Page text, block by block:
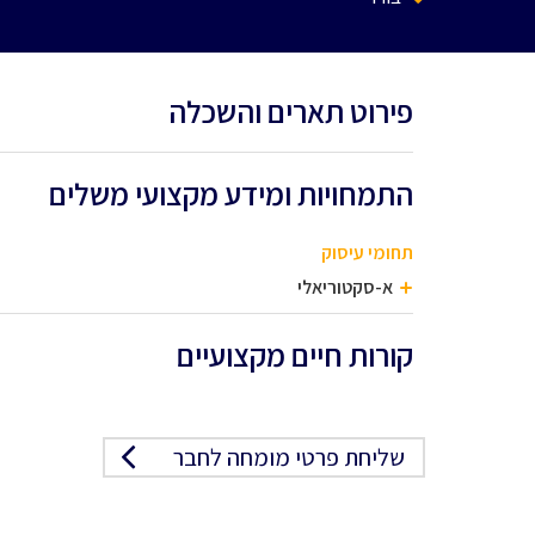
פירוט תארים והשכלה
התמחויות ומידע מקצועי משלים
תחומי עיסוק
א-סקטוריאלי
קורות חיים מקצועיים
שליחת פרטי מומחה לחבר